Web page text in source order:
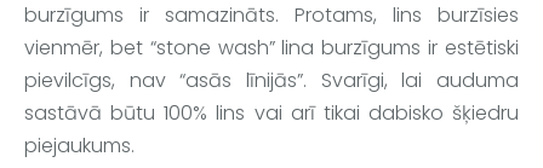
burzīgums ir samazināts. Protams, lins burzīsies
vienmēr, bet “stone wash” lina burzīgums ir estētiski
pievilcīgs, nav “asās līnijās”. Svarīgi, lai auduma
sastāvā būtu 100% lins vai arī tikai dabisko šķiedru
piejaukums.